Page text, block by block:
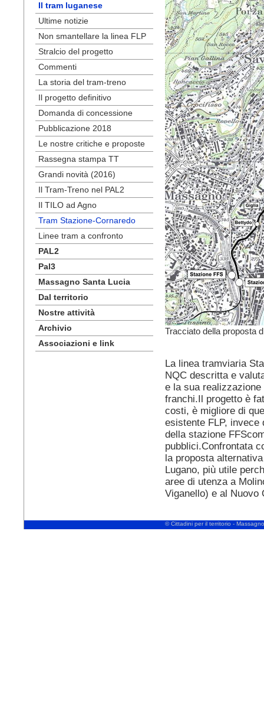
Il tram luganese
Ultime notizie
Non smantellare la linea FLP
Stralcio del progetto
Commenti
La storia del tram-treno
Il progetto definitivo
Domanda di concessione
Pubblicazione 2018
Le nostre critiche e proposte
Rassegna stampa TT
Grandi novità (2016)
Il Tram-Treno nel PAL2
Il TILO ad Agno
Tram Stazione-Cornaredo
Linee tram a confronto
PAL2
Pal3
Massagno Santa Lucia
Dal territorio
Nostre attività
Archivio
Associazioni e link
Tracciato della proposta
La linea tramviaria
NQC descritta e
e la sua
franchi.Il progetto è
costi, è migliore di
esistente FLP,
della stazione
pubblici.Confrontata
la proposta
Lugano, più utile
aree di utenza a
Viganello) e al Nuovo
© Cittadini per il territorio -